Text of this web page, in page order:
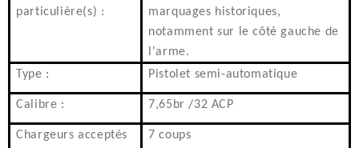
particulière(s) :
marquages historiques,
notamment sur le côté gauche de
l'arme.
Type :
Pistolet semi-automatique
Calibre : 7,65br /32 ACP
Chargeurs acceptés
7 coups